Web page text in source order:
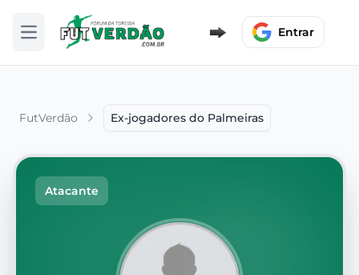
Abrir menu Entrar
FutVerdão Ex-jogadores do Palmeiras
Atacante